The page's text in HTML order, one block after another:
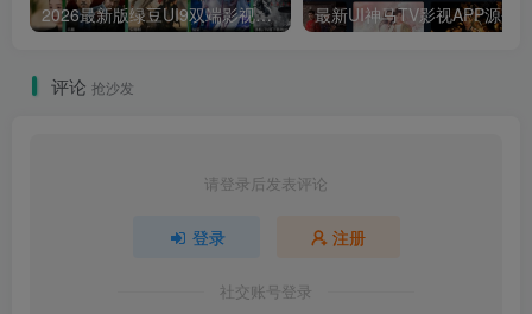
2026最新版绿豆UI9双端影视APP源码
评论 抢沙发
请登录后发表评论
登录 注册
社交账号登录